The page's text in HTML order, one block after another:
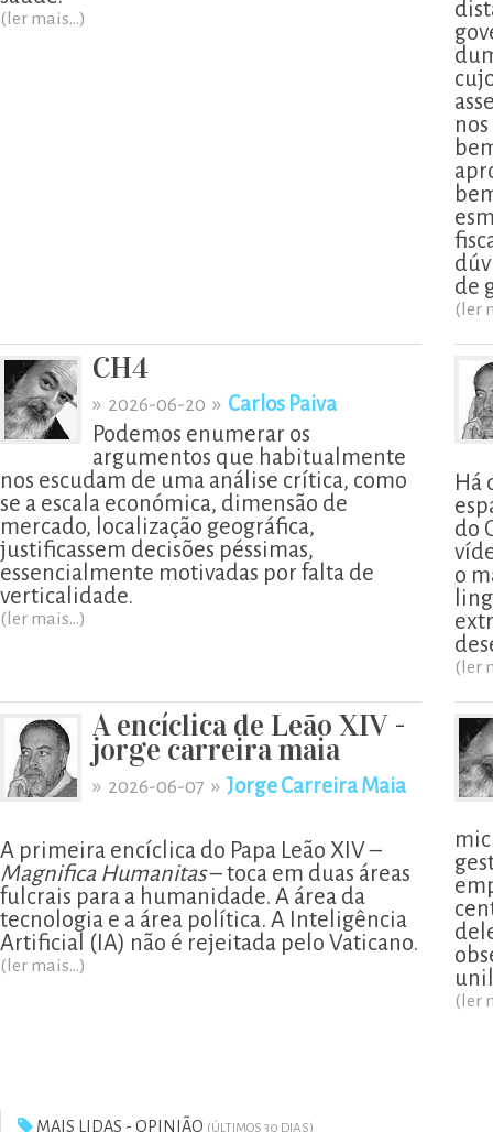
(ler mais...)
de
(ler
CH4
» 2026-06-20 » Carlos Paiva
Podemos enumerar os
argumentos que habitualmente
nos escudam de uma análise crítica, como
se a escala económica, dimensão de
mercado, localização geográfica,
justificassem decisões péssimas,
essencialmente motivadas por falta de
verticalidade.
(ler mais...)
Há
do
o
(ler
A encíclica de Leão XIV -
jorge carreira maia
» 2026-06-07 » Jorge Carreira Maia
A primeira encíclica do Papa Leão XIV –
Magnifica Humanitas– toca em duas áreas
fulcrais para a humanidade. A área da
tecnologia e a área política. A Inteligência
Artificial (IA) não é rejeitada pelo Vaticano.
(ler mais...)
(ler
MAIS LIDAS - OPINIÃO (ÚLTIMOS 30 DIAS)